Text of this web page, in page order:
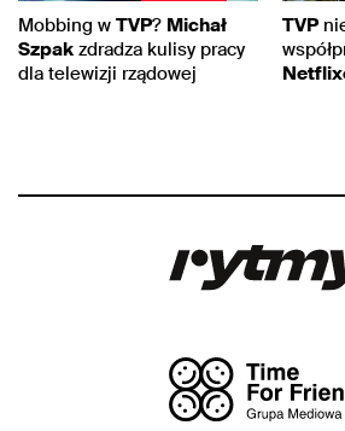
Mobbing w TVP? Michał
Szpak zdradza kulisy pracy
dla telewizji rządowej
TVP